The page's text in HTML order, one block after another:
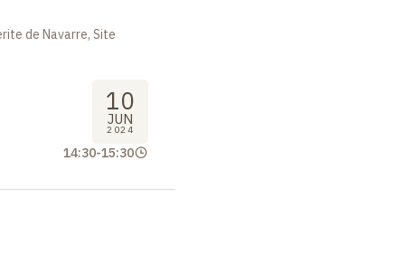
de Navarre, Site
10
JUN
2024
14:30-15:30